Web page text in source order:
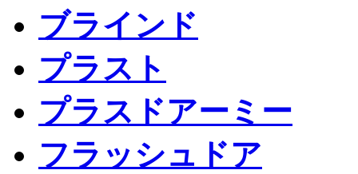
ブラインド
プラスト
プラスドアーミー
フラッシュドア